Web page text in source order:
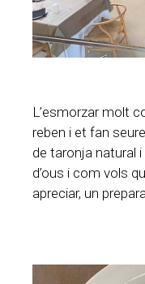
L’esmorzar molt
reben i et fan
de taronja natural
d’ous i com vols
apreciar, un